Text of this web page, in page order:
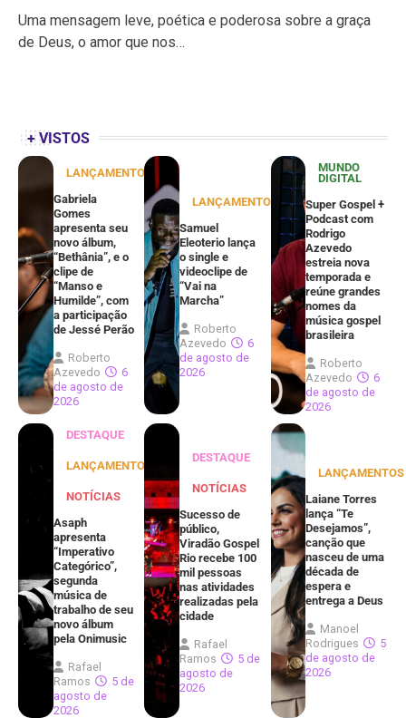
Uma mensagem leve, poética e poderosa sobre a graça
de Deus, o amor que nos…
+ VISTOS
LANÇAMENTOS
Gabriela
Gomes
apresenta seu
novo álbum,
“Bethânia”, e o
clipe de
“Manso e
Humilde”, com
a participação
de Jessé Perão
Roberto
Azevedo
6
de agosto de
2026
LANÇAMENTOS
Samuel
Eleoterio lança
o single e
videoclipe de
“Vai na
Marcha”
Roberto
Azevedo
6
de agosto de
2026
MUNDO
DIGITAL
Super Gospel +
Podcast com
Rodrigo
Azevedo
estreia nova
temporada e
reúne grandes
nomes da
música gospel
brasileira
Roberto
Azevedo
6
de agosto de
2026
DESTAQUE
LANÇAMENTOS
NOTÍCIAS
Asaph
apresenta
“Imperativo
Categórico”,
segunda
música de
trabalho de seu
novo álbum
pela Onimusic
Rafael
Ramos
5 de
agosto de
2026
DESTAQUE
NOTÍCIAS
Sucesso de
público,
Viradão Gospel
Rio recebe 100
mil pessoas
nas atividades
realizadas pela
cidade
Rafael
Ramos
5 de
agosto de
2026
LANÇAMENTOS
Laiane Torres
lança “Te
Desejamos”,
canção que
nasceu de uma
década de
espera e
entrega a Deus
Manoel
Rodrigues
5
de agosto de
2026